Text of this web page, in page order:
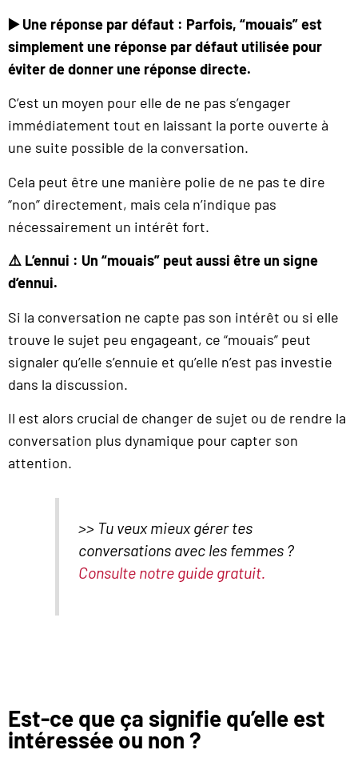
▶️ Une réponse par défaut : Parfois, “mouais” est
simplement une réponse par défaut utilisée pour
éviter de donner une réponse directe.
C’est un moyen pour elle de ne pas s’engager
immédiatement tout en laissant la porte ouverte à
une suite possible de la conversation.
Cela peut être une manière polie de ne pas te dire
“non” directement, mais cela n’indique pas
nécessairement un intérêt fort.
⚠️ L’ennui : Un “mouais” peut aussi être un signe
d’ennui.
Si la conversation ne capte pas son intérêt ou si elle
trouve le sujet peu engageant, ce “mouais” peut
signaler qu’elle s’ennuie et qu’elle n’est pas investie
dans la discussion.
Il est alors crucial de changer de sujet ou de rendre la
conversation plus dynamique pour capter son
attention.
>> Tu veux mieux gérer tes
conversations avec les femmes ?
Consulte notre guide gratuit.
Est-ce que ça signifie qu’elle est
intéressée ou non ?